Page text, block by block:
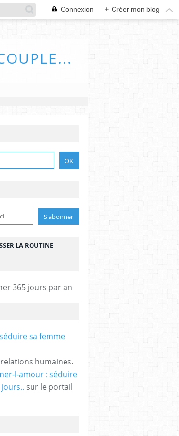
Connexion + Créer mon blog
LA ROUTINE
365 jours par an
humaines.
l-amour : séduire
sur le portail